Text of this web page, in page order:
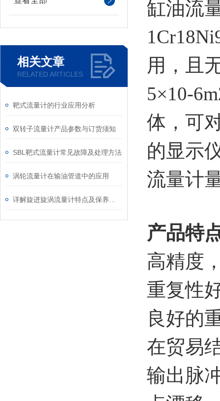
相关文章
RELATED ARTICLES
靶式流量计的行业应用分析
双转子流量计产品参数与订货须知
SBL靶式流量计常见故障及处理方法
涡轮流量计在输油管道中的应用
缸油流
用，且
5×10-
体，可
的显示
流量计
产品特
高精度
重复性
良好的
在贸易
输出脉